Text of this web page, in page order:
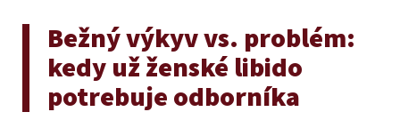
Bežný výkyv vs. problém:
kedy už ženské libido
potrebuje odborníka